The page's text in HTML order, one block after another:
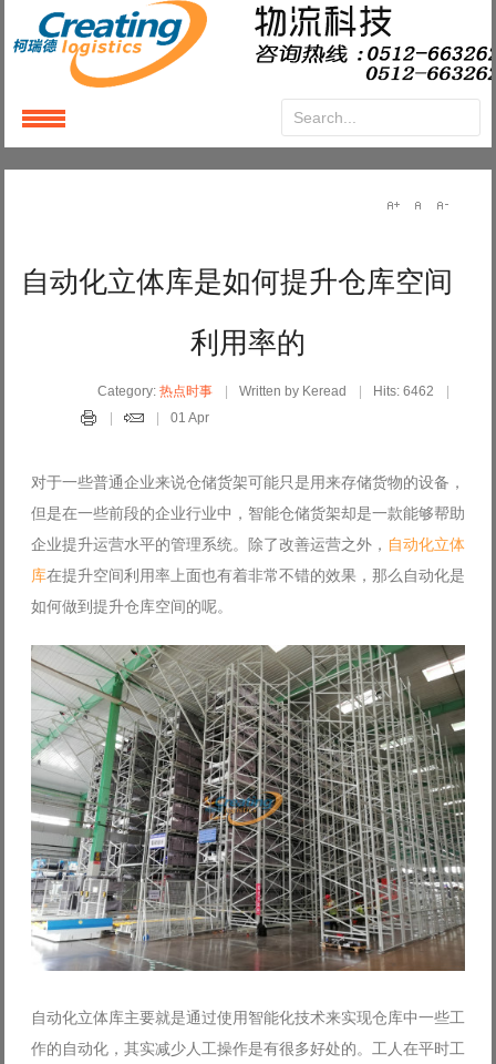
自动化立体库是如何提升仓库空间
利用率的
Category:热点时事 Written by Keread
Hits: 6462
01 Apr
对于一些普通企业来说仓储货架可能只是用来存储货物的设备，
但是在一些前段的企业行业中，智能仓储货架却是一款能够帮助
企业提升运营水平的管理系统。除了改善运营之外， 自动化立体
库在提升空间利用率上面也有着非常不错的效果，那么自动化是
如何做到提升仓库空间的呢。
自动化立体库主要就是通过使用智能化技术来实现仓库中一些工
作的自动化，其实减少人工操作是有很多好处的。工人在平时工
LoginorRegister
Remember Me
Log in with Facebook
Forgot your password?
Forgot your username?